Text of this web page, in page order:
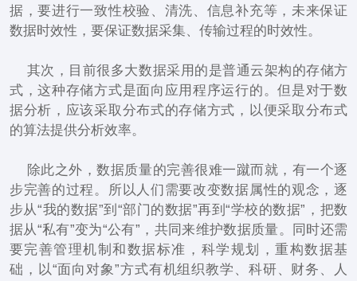
据，要进行一致性校验、清洗、信息补充等，未来保证
数据时效性，要保证数据采集、传输过程的时效性。
其次，目前很多大数据采用的是普通云架构的存储方
式，这种存储方式是面向应用程序运行的。但是对于数
据分析，应该采取分布式的存储方式，以便采取分布式
的算法提供分析效率。
除此之外，数据质量的完善很难一蹴而就，有一个逐
步完善的过程。所以人们需要改变数据属性的观念，逐
步从“我的数据”到“部门的数据”再到“学校的数据”，把数
据从“私有”变为“公有”，共同来维护数据质量。同时还需
要完善管理机制和数据标准，科学规划，重构数据基
础，以“面向对象”方式有机组织教学、科研、财务、人